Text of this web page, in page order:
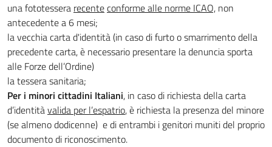
una fototessera recenteconforme alle norme ICAO, non
antecedente a 6 mesi;
la vecchia carta d'identità (in caso di furto o smarrimento della
precedente carta, è necessario presentare la denuncia sporta
alle Forze dell’Ordine)
la tessera sanitaria;
Per i minori cittadini Italiani, in caso di richiesta della carta
d’identitàvalida per l’espatrio, è richiesta la presenza del minore
(se almeno dodicenne) e di entrambi i genitori muniti del proprio
documento di riconoscimento.